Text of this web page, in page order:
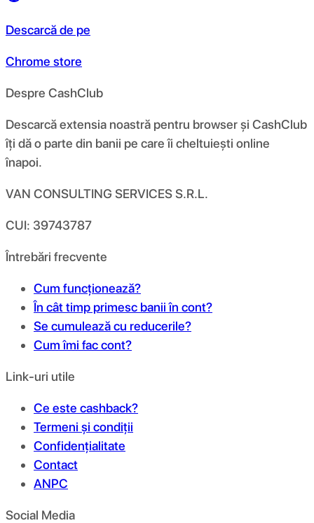
Descarcă de pe
Chrome store
Despre CashClub
Descarcă extensia noastră pentru browser și CashClub
îți dă o parte din banii pe care îi cheltuiești online
înapoi.
VAN CONSULTING SERVICES S.R.L.
CUI: 39743787
Întrebări frecvente
Cum funcționează?
În cât timp primesc banii în cont?
Se cumulează cu reducerile?
Cum îmi fac cont?
Link-uri utile
Ce este cashback?
Termeni și condiții
Confidențialitate
Contact
ANPC
Social Media